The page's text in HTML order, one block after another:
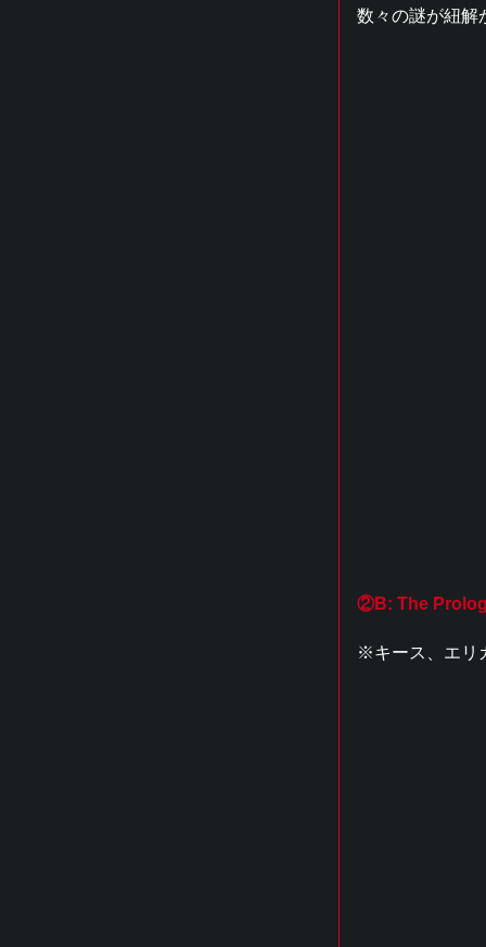
数々の謎が紐解
②B: The
※キース、エリ